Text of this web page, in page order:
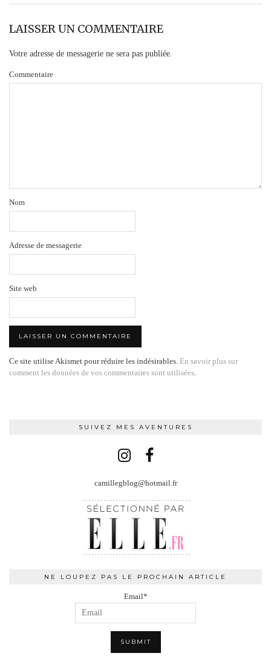
LAISSER UN COMMENTAIRE
Votre adresse de messagerie ne sera pas publiée.
Commentaire
Nom
Adresse de messagerie
Site web
Ce site utilise Akismet pour réduire les indésirables. En savoir plus sur
comment les données de vos commentaires sont utilisées
SUIVEZ MES AVENTURES
camillegblog@hotmail.fr
NE LOUPEZ PAS LE PROCHAIN ARTICLE
Email*